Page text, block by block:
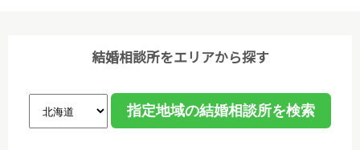
力やデータベース作成などのために、委託先のサーバ
扱いを委託する場合、個人情報の取り扱いに関する守
秘義務契約等を委託先と締結し､適切に管理・監督し
結婚相談所をエリアから探す